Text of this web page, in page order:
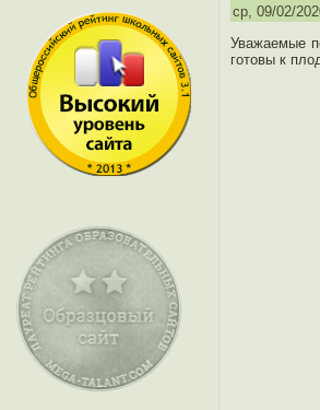
ср, 09/02/
Уважаемые
готовы к